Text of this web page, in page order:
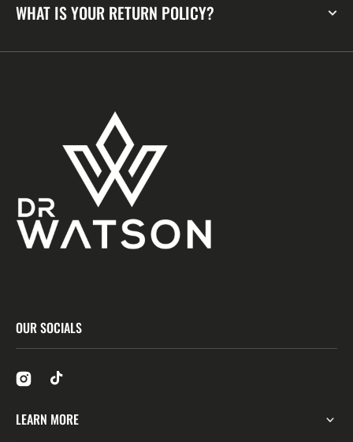
WHAT IS YOUR RETURN POLICY?
OUR SOCIALS
LEARN MORE